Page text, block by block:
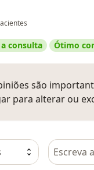
consulta Ótimo
são
para alterar ou
Pesquisar